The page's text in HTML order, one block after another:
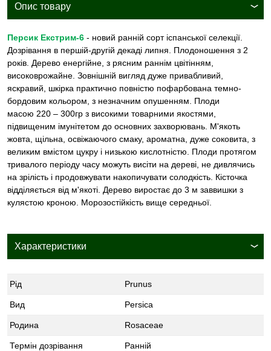
Опис товару
Персик Екстрим-6 - новий ранній сорт іспанської селекції.
Дозрівання в першій-другій декаді липня. Плодоношення з 2
років. Дерево енергійне, з рясним раннім цвітінням,
високоврожайне. Зовнішній вигляд дуже привабливий,
яскравий, шкірка практично повністю пофарбована темно-
бордовим кольором, з незначним опушенням. Плоди
масою 220 – 300гр з високими товарними якостями,
підвищеним імунітетом до основних захворювань. М'якоть
жовта, щільна, освіжаючого смаку, ароматна, дуже соковита, з
великим вмістом цукру і низькою кислотністю. Плоди протягом
тривалого періоду часу можуть висіти на дереві, не дивлячись
на зрілість і продовжувати накопичувати солодкість. Кісточка
відділяється від м'якоті. Дерево виростає до 3 м заввишки з
кулястою кроною. Морозостійкість вище середньої.
Характеристики
Рід Prunus
Вид Persica
Родина Rosaceae
Термін дозрівання Ранній